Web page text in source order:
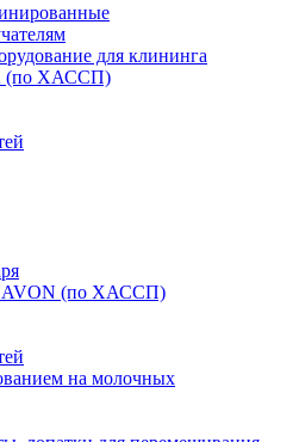
для клининга
(по ХАССП)
(по ХАССП)
на молочных